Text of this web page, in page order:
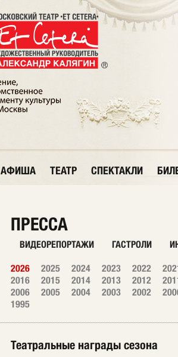
АФИША ТЕАТР СПЕКТАКЛИ
ПРЕССА
ВИДЕОРЕПОРТАЖИ ГАСТРОЛИ
2026 2025 2024 2023 2022
2016
2015 2014 2013 2012
2006
2005 2004 2003 2002
1995
Театральные награды сезона